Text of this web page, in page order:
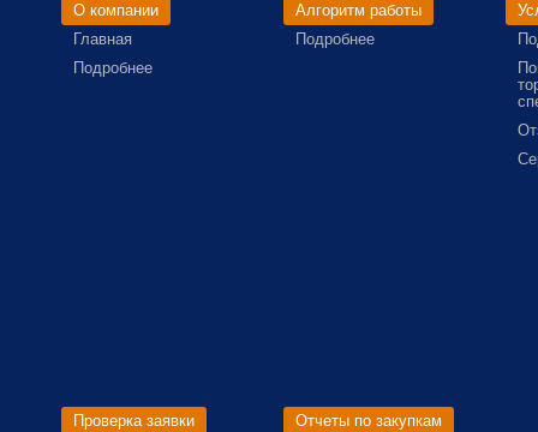
О компании
Главная
Подробнее
Алгоритм работы
Подробнее
Проверка заявки Отчеты по закупкам